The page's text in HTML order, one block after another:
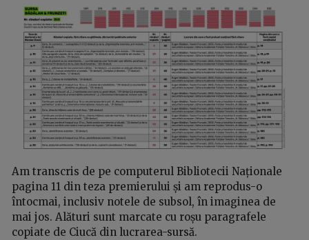
Am transcris de pe computerul Bibliotecii Naționale
pagina 11 din teza premierului și am reprodus-o
întocmai, inclusiv notele de subsol, în imaginea de
mai jos. Alături sunt marcate cu roșu paragrafele
copiate de Ciucă din lucrarea-sursă.